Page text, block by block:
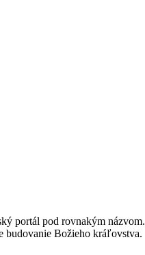
portál pod rovnakým názvom.
budovanie Božieho kráľovstva.